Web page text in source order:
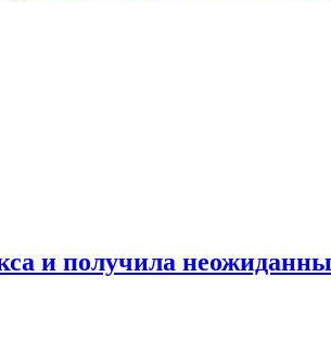
и получила